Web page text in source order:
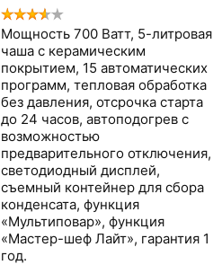
Мощность 700 Ватт, 5-литровая
чаша с керамическим
покрытием, 15 автоматических
программ, тепловая обработка
без давления, отсрочка старта
до 24 часов, автоподогрев с
возможностью
предварительного отключения,
светодиодный дисплей,
съемный контейнер для сбора
конденсата, функция
«Мультиповар», функция
«Мастер-шеф Лайт», гарантия 1
год.